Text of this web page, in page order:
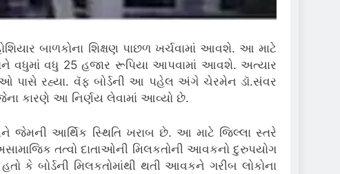
બાળકોના શિક્ષણ પાછળ ખર્ચવામાં આવશે. આ માટે
વધુમાં વધુ 25 હજાર રૂપિયા આપવામાં આવશે. અત્યાર
પાસે રહ્યા. વૅફ બોર્ડની આ પહેલ અંગે ચેરમેન ડૉ.સંવર
કારણે આ નિર્ણય લેવામાં આવ્યો છે.
જેમની આર્થિક સ્થિતિ ખરાબ છે. આ માટે જિલ્લા સ્તરે
તત્વો દાતાઓની મિલકતોની આવકનો દુરુપયોગ
કે બોર્ડની મિલકતોમાંથી થતી આવકને ગરીબ લોકોના